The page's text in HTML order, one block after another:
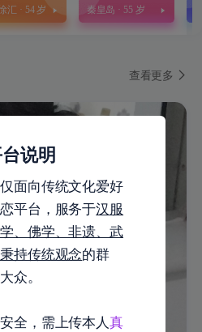
汇 · 54 岁 秦皇岛 · 55 岁
查看更多
说明
面向传统文化爱好
平台，服务于汉服
、佛学、非遗、武
持传统观念的群
众。
全，需上传本人真